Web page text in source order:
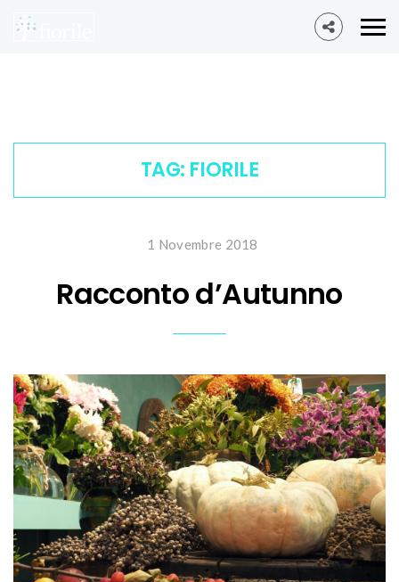
TAG: FIORILE
1 Novembre 2018
Racconto d’Autunno